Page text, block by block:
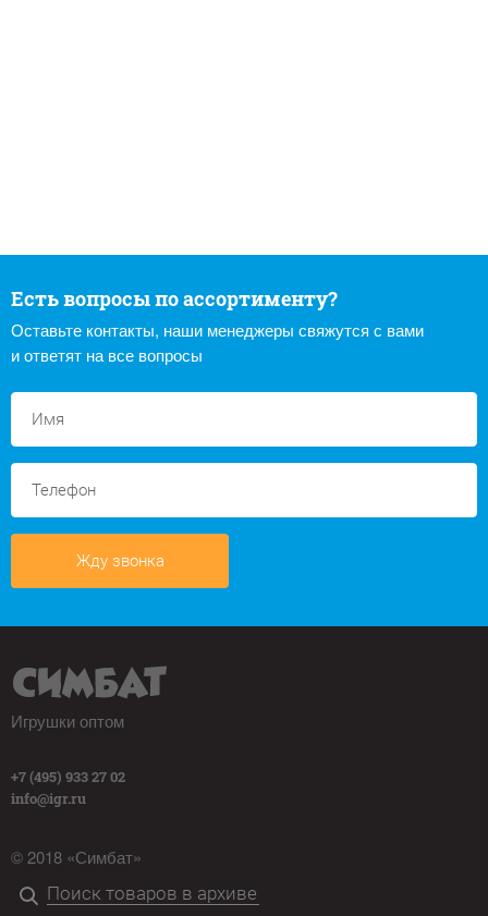
Есть вопросы по ассортименту?
Оставьте контакты, наши менеджеры свяжутся с вами
и ответят на все вопросы
Жду звонка
Игрушки оптом
+7 (495) 933 27 02
info@igr.ru
© 2018 «Симбат»